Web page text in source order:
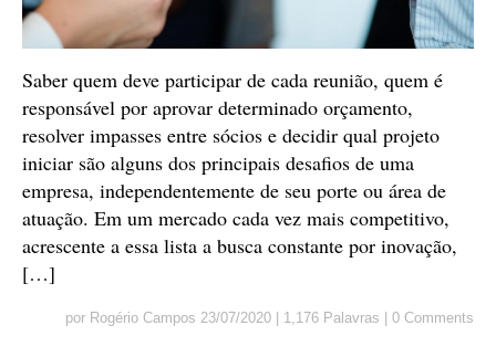
Saber quem deve participar de cada reunião, quem é
responsável por aprovar determinado orçamento,
resolver impasses entre sócios e decidir qual projeto
iniciar são alguns dos principais desafios de uma
empresa, independentemente de seu porte ou área de
atuação. Em um mercado cada vez mais competitivo,
acrescente a essa lista a busca constante por inovação,
[…]
por Rogério Campos 23/07/2020 1,176 Palavras 0 Comments